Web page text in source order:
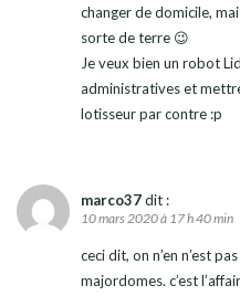
changer de domicile,
sorte de terre 😉
Je veux bien un robot
administratives et
lotisseur par contre :p
marco37dit :
10 mars 2020 à 17 h 40 min
ceci dit, on n’en n’est
majordomes. c’est